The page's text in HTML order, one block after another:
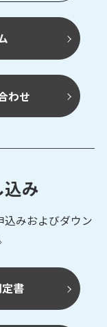
わせ
み
込みおよびダウン
書